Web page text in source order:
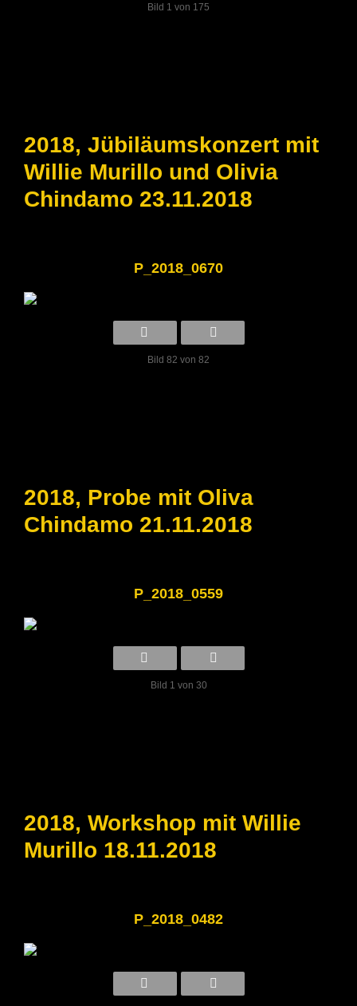
Bild 1 von 175
2018, Jübiläumskonzert mit
Willie Murillo und Olivia
Chindamo 23.11.2018
P_2018_0670
Bild 82 von 82
2018, Probe mit Oliva
Chindamo 21.11.2018
P_2018_0559
Bild 1 von 30
2018, Workshop mit Willie
Murillo 18.11.2018
P_2018_0482